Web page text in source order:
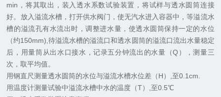
min，将其取出，装入透水系数试验装置，将试样与透水圆筒连接
好。放入溢流水槽，打开供水阀门，使无汽水进入容器中，等溢流水
槽的溢流孔有水流出时，调整进水量，使透水圆筒保持一定的水位
（约150mm),待溢流水槽的溢流口和透水圆筒的溢流口流出水量稳定
后，用量筒从出水口接水，记录五分钟流出的水量（Q），测量三
次，取平均值。
用钢直尺测量透水圆筒的水位与溢流水槽水位差（H）,至0.1cm.
用温度计测量试验中溢流水槽中水的温度（T）,至0.5℃